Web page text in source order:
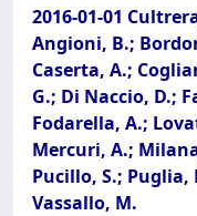
2016-01-01
Angioni, B.;
Caserta, A.;
G.; Di Naccio, D.;
Fodarella, A.;
Mercuri, A.;
Pucillo, S.; Puglia,
Vassallo, M.